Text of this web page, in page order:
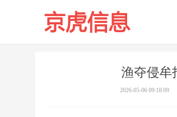
渔夺侵牟
2026-05-06 09:18:09